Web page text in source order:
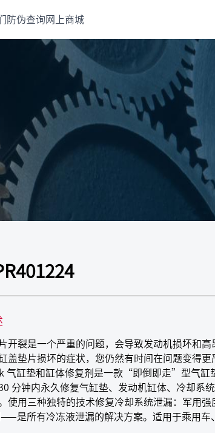
防伪查询 网上商城
开裂是一个严重的问题，会导致发动机损坏和
盖垫片损坏的症状，您仍然有时间在问题变得更
气缸垫和缸体修复剂是一款“即倒即走”型气缸
分钟内永久修复气缸垫、发动机缸体、冷却系
使用三种独特的技术修复冷却系统泄漏：军用
是所有冷冻液泄漏的解决方案。适用于乘用车